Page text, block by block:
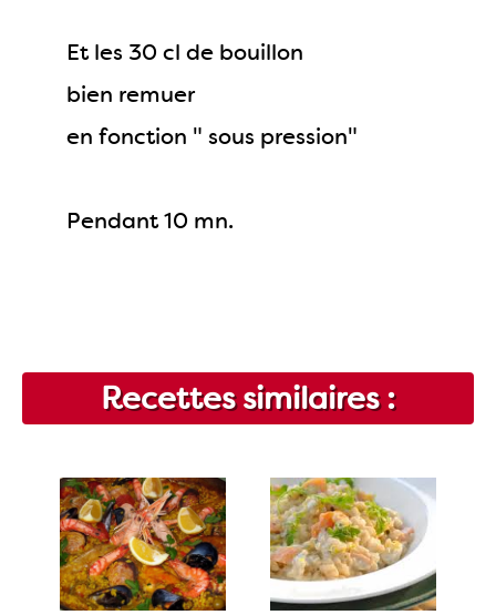
Et les 30 cl de bouillon
bien remuer
en fonction " sous pression"
Pendant 10 mn.
Recettes similaires :